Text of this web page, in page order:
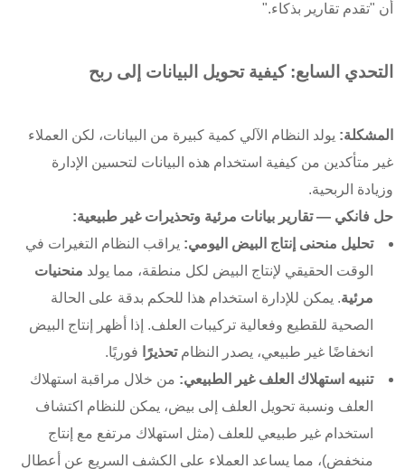
أن "تقدم تقارير بذكاء."
التحدي السابع: كيفية تحويل البيانات إلى ربح
المشكلة: يولد النظام الآلي كمية كبيرة من البيانات، لكن العملاء
غير متأكدين من كيفية استخدام هذه البيانات لتحسين الإدارة
وزيادة الربحية.
حل فانكي — تقارير بيانات مرئية وتحذيرات غير طبيعية:
تحليل منحنى إنتاج البيض اليومي: يراقب النظام التغيرات في
الوقت الحقيقي لإنتاج البيض لكل منطقة، مما يولد منحنيات
مرئية. يمكن للإدارة استخدام هذا للحكم بدقة على الحالة
الصحية للقطيع وفعالية تركيبات العلف. إذا أظهر إنتاج البيض
انخفاضًا غير طبيعي، يصدر النظامتحذيرًا
فوريًا.
تنبيه استهلاك العلف غير الطبيعي: من خلال مراقبة استهلاك
العلف ونسبة تحويل العلف إلى بيض، يمكن للنظام اكتشاف
استخدام غير طبيعي للعلف (مثل استهلاك مرتفع مع إنتاج
منخفض)، مما يساعد العملاء على الكشف السريع عن أعطال